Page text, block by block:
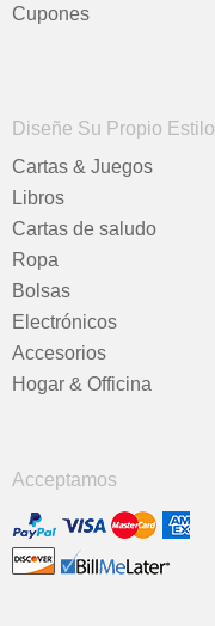
Cupones
Diseñe Su Propio Estilo
Cartas & Juegos
Libros
Cartas de saludo
Ropa
Bolsas
Electrónicos
Accesorios
Hogar & Officina
Acceptamos